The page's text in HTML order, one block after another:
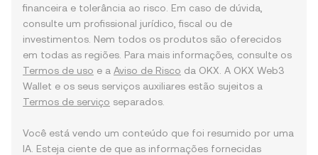
financeira e tolerância ao risco. Em caso de dúvida,
consulte um profissional jurídico, fiscal ou de
investimentos. Nem todos os produtos são oferecidos
em todas as regiões. Para mais informações, consulte os
Termos de uso e a Aviso de Risco da OKX. A OKX Web3
Wallet e os seus serviços auxiliares estão sujeitos a
Termos de serviço separados.
Você está vendo um conteúdo que foi resumido por uma
IA. Esteja ciente de que as informações fornecidas